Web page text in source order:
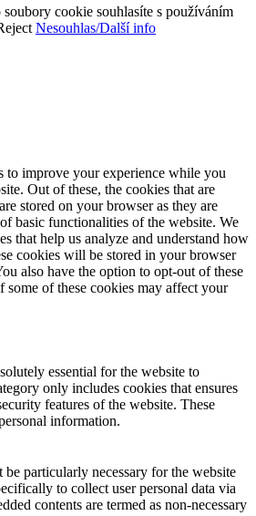
cookie souhlasíte s používáním
Nesouhlas/Další info
to improve your experience while you
Out of these, the cookies that are
stored on your browser as they are
basic functionalities of the website. We
that help us analyze and understand how
cookies will be stored in your browser
also have the option to opt-out of these
of these cookies may affect your
essential for the website to
only includes cookies that ensures
features of the website. These
information.
particularly necessary for the website
to collect user personal data via
contents are termed as non-necessary